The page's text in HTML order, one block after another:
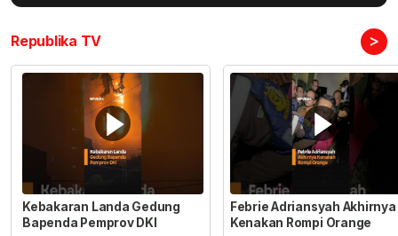
Republika TV >
Kebakaran Landa Gedung
Bapenda Pemprov DKI
Febrie Adriansyah Akhirnya
Kenakan Rompi Orange